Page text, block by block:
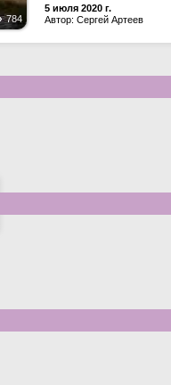
784
5 июля 2020 г.
Автор: Сергей Артеев